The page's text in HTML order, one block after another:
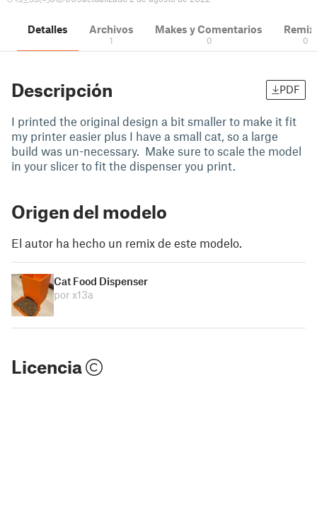
Detalles Archivos
1
Makes y Comentarios
0 0
Descripción PDF
I printed the original design a bit smaller to make it fit
my printer easier plus I have a small cat, so a large
build was un-necessary. Make sure to scale the model
in your slicer to fit the dispenser you print.
Origen del modelo
El autor ha hecho un remix de este modelo.
Cat Food Dispenser
por x13a
Licencia